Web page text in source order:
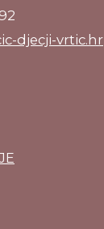
djecji-vrtic.hr